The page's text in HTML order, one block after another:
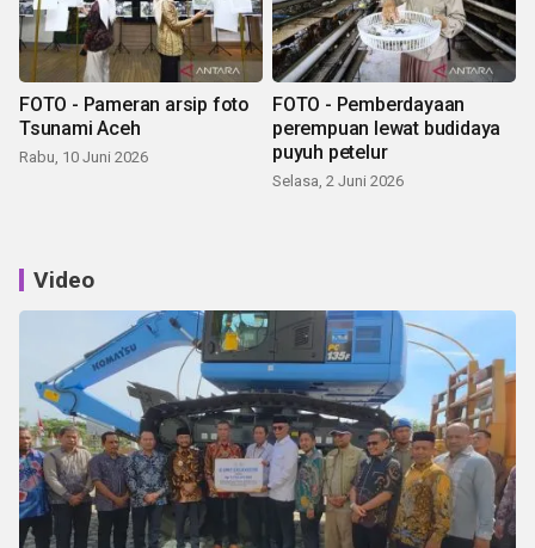
FOTO - Pameran arsip foto
Tsunami Aceh
Rabu, 10 Juni 2026
FOTO - Pemberdayaan
perempuan lewat budidaya
puyuh petelur
Selasa, 2 Juni 2026
Video